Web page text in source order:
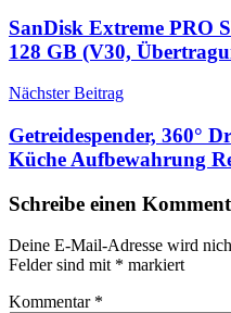
SanDisk Extreme PRO
128 GB (V30,
Nächster Beitrag
Getreidespender, 360°
Küche Aufbewahrung
Schreibe einen
Deine E-Mail-Adresse wird
Felder sind mit * markiert
Kommentar *